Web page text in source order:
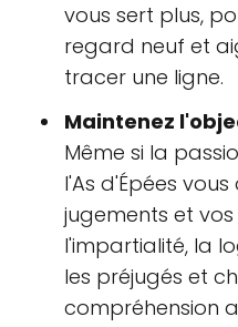
vous sert plus,
regard neuf et
tracer une ligne.
Maintenez
Même si la
l'As d'Épées
jugements et
l'impartialité, la
les préjugés et
compréhension